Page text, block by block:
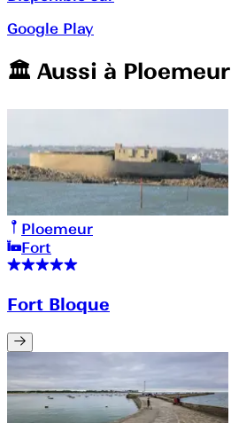
Google Play
🏛️️ Aussi à Ploemeur
Ploemeur
Fort
Fort Bloque